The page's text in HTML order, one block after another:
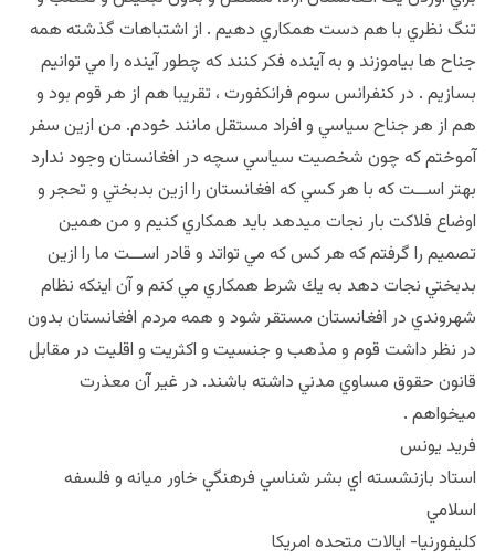
تنگ نظري با هم دست همكاري دهيم . از اشتباهات گذشته همه
جناح ها بياموزند و به آينده فكر كنند كه چطور آينده را مي توانيم
بسازيم . در كنفرانس سوم فرانكفورت ، تقريبا هم از هر قوم بود و
هم از هر جناح سياسي و افراد مستقل مانند خودم. من ازين سفر
آموختم كه چون شخصيت سياسي سچه در افغانستان وجود ندارد
بهتر اســت كه با هر كسي كه افغانستان را ازين بدبختي و تحجر و
اوضاع فلاكت بار نجات ميدهد بايد همكاري كنيم و من همين
تصميم را گرفتم كه هر كس كه مي تواتد و قادر اســت ما را ازين
بدبختي نجات دهد به يك شرط همكاري مي كنم و آن اينكه نظام
شهروندي در افغانستان مستقر شود و همه مردم افغانستان بدون
در نظر داشت قوم و مذهب و جنسيت و اكثريت و اقليت در مقابل
قانون حقوق مساوي مدني داشته باشند. در غير آن معذرت
ميخواهم .
فريد يونس
استاد بازنشسته اي بشر شناسي فرهنگي خاور ميانه و فلسفه
اسلامي
كليفورنيا- ايالات متحده امريكا